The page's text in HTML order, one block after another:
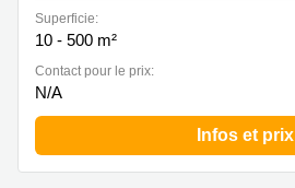
Superficie:
10 - 500 m²
Contact pour le prix:
N/A
Infos et prix